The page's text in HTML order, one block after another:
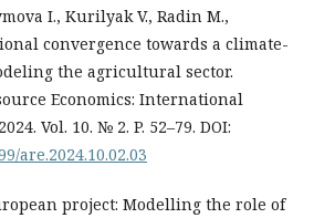
I., Kurilyak V., Radin M.,
convergence towards a climate-
the agricultural sector.
Economics: International
Vol. 10. № 2. P. 52–79. DOI:
are.2024.10.02.03
project: Modelling the role of